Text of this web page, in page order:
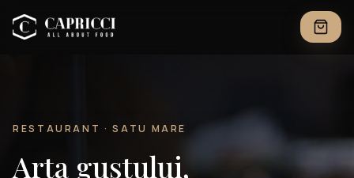
RESTAURANT · SATU MARE
Arta gustului,